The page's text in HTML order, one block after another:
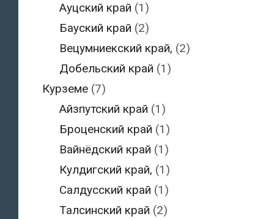
Ауцский край (1)
Бауский край (2)
Вецумниекский край, (2)
Добельский край (1)
Курземе(7)
Айзпутский край (1)
Броценский край (1)
Вайнёдский край (1)
Кулдигский край, (1)
Салдусский край (1)
Талсинский край (2)